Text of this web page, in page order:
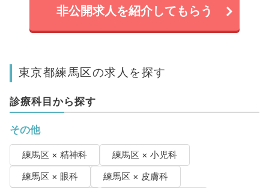
非公開求人を紹介してもらう
東京都練馬区の求人を探す
診療科目から探す
その他
練馬区 × 精神科
練馬区 × 小児科
練馬区 × 眼科
練馬区 × 皮膚科